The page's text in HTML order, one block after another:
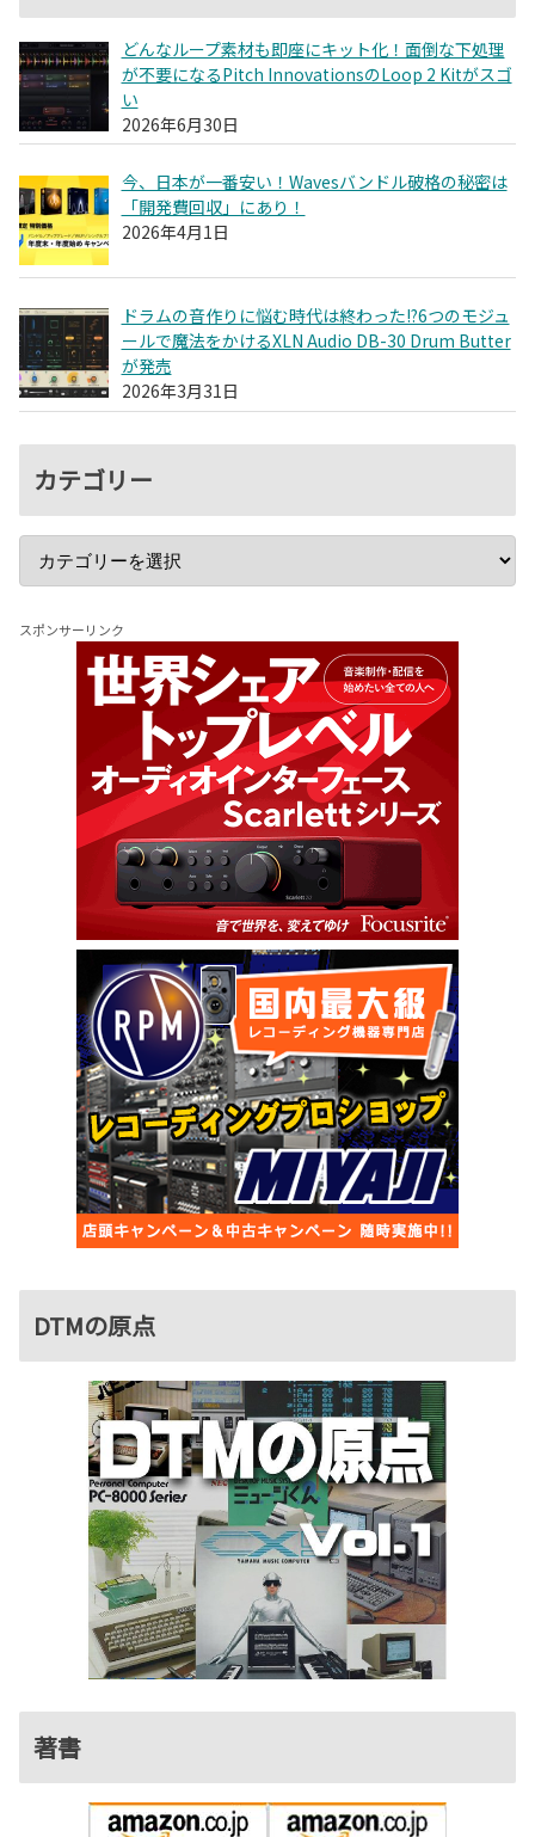
どんなループ素材も即座にキット化！面倒な下処理
が不要になるPitch InnovationsのLoop 2 Kitがスゴ
い
2026年6月30日
今、日本が一番安い！Wavesバンドル破格の秘密は
「開発費回収」にあり！
2026年4月1日
ドラムの音作りに悩む時代は終わった!?6つのモジュ
ールで魔法をかけるXLN Audio DB-30 Drum Butter
が発売
2026年3月31日
カテゴリー
スポンサーリンク
DTMの原点
著書